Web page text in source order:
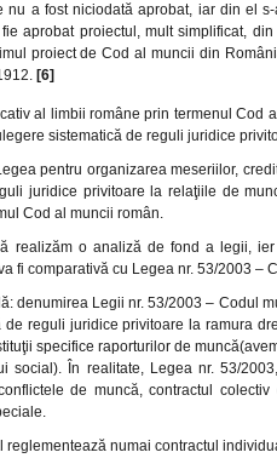
nu a fost niciodată aprobat, iar din el
aprobat proiectul, mult simplificat,
proiect de Cod al muncii din
[6]
al limbii române prin termenul Cod
sistematică de reguli juridice
pentru organizarea meseriilor,
juridice privitoare la relaţiile de
Cod al muncii român.
realizăm o analiză de fond a legii,
fi comparativă cu Legea nr. 53/2003 –
denumirea Legii nr. 53/2003 – Codul
de reguli juridice privitoare la ramura
specifice raporturilor de
social). În realitate, Legea nr. 53/
de muncă, contractul
reglementează numai contractul